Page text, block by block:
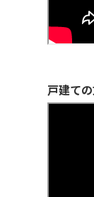
戸建て